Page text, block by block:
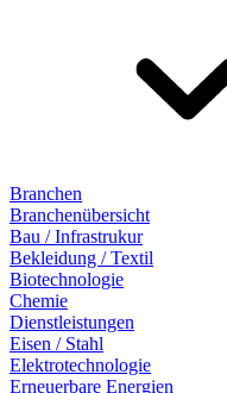
Branchen
Branchenübersicht
Bau / Infrastrukur
Bekleidung / Textil
Biotechnologie
Chemie
Dienstleistungen
Eisen / Stahl
Elektrotechnologie
Erneuerbare Energien